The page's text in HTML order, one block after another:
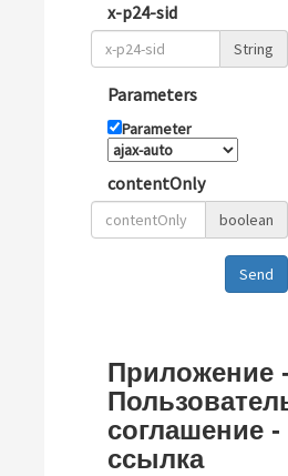
x-p24-sid
String
Parameters
Parameter
contentOnly
boolean
Send
Приложение
соглашение -
ссылка